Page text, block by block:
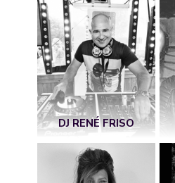
DJ RENÉ FRISO